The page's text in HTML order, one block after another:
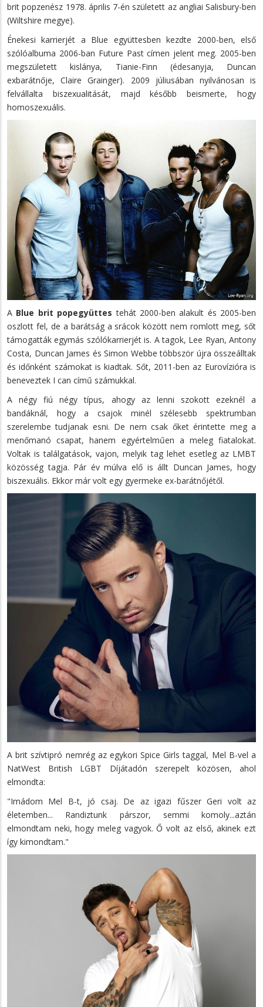
brit popzenész 1978. április 7-én született az angliai Salisbury-ben
(Wiltshire megye).
Énekesi karrierjét a Blue együttesben kezdte 2000-ben, első
szólóalbuma 2006-ban Future Past címen jelent meg. 2005-ben
megszületett kislánya, Tianie-Finn (édesanyja, Duncan
exbarátnője, Claire Grainger). 2009 júliusában nyilvánosan is
felvállalta biszexualitását, majd később beismerte, hogy
homoszexuális.
A Blue brit popegyüttes tehát 2000-ben alakult és 2005-ben
oszlott fel, de a barátság a srácok között nem romlott meg, sőt
támogatták egymás szólókarrierjét is. A tagok, Lee Ryan, Antony
Costa, Duncan James és Simon Webbe többször újra összeálltak
és időnként számokat is kiadtak. Sőt, 2011-ben az Eurovízióra is
beneveztek I can című számukkal.
A négy fiú négy típus, ahogy az lenni szokott ezeknél a
bandáknál, hogy a csajok minél szélesebb spektrumban
szerelembe tudjanak esni. De nem csak őket érintette meg a
menőmanó csapat, hanem egyértelműen a meleg fiatalokat.
Voltak is találgatások, vajon, melyik tag lehet esetleg az LMBT
közösség tagja. Pár év múlva elő is állt Duncan James, hogy
biszexuális. Ekkor már volt egy gyermeke ex-barátnőjétől.
A brit szívtipró nemrég az egykori Spice Girls taggal, Mel B-vel a
NatWest British LGBT Díjátadón szerepelt közösen, ahol
elmondta:
"Imádom Mel B-t, jó csaj. De az igazi fűszer Geri volt az
életemben... Randiztunk párszor, semmi komoly...aztán
elmondtam neki, hogy meleg vagyok. Ő volt az első, akinek ezt
így kimondtam."